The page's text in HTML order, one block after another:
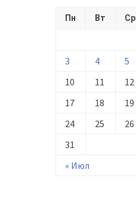
Пн Вт Ср
« Июл
3
4 5
10
11 12
17
18 19
24
25 26
31